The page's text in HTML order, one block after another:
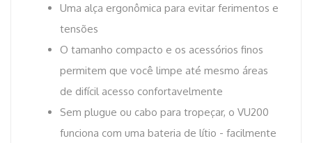
Uma alça ergonômica para evitar ferimentos e
tensões
O tamanho compacto e os acessórios finos
permitem que você limpe até mesmo áreas
de difícil acesso confortavelmente
Sem plugue ou cabo para tropeçar, o VU200
funciona com uma bateria de lítio - facilmente